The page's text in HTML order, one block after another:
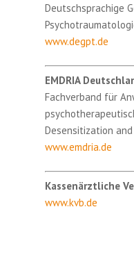
Deutschsprachige
www.degpt.de
EMDRIA
Fachverband für
Desensitization and
www.emdria.de
Kassenärztliche
www.kvb.de